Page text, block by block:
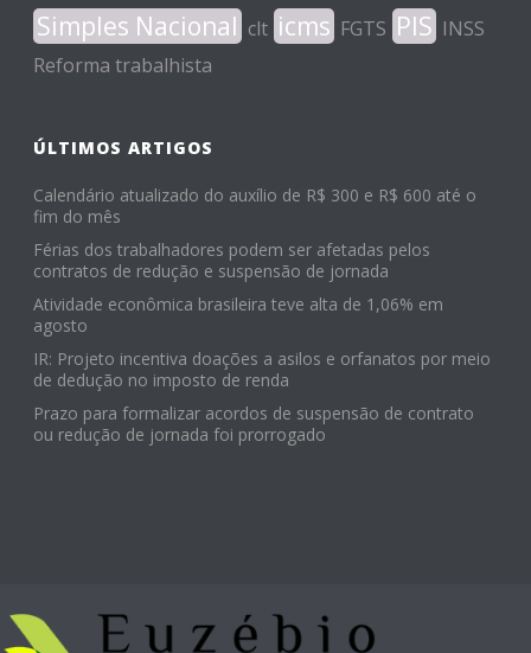
Simples Nacional clt icms FGTS PIS INSS
Reforma trabalhista
ÚLTIMOS ARTIGOS
Calendário atualizado do auxílio de R$ 300 e R$ 600 até o
fim do mês
Férias dos trabalhadores podem ser afetadas pelos
contratos de redução e suspensão de jornada
Atividade econômica brasileira teve alta de 1,06% em
agosto
IR: Projeto incentiva doações a asilos e orfanatos por meio
de dedução no imposto de renda
Prazo para formalizar acordos de suspensão de contrato
ou redução de jornada foi prorrogado